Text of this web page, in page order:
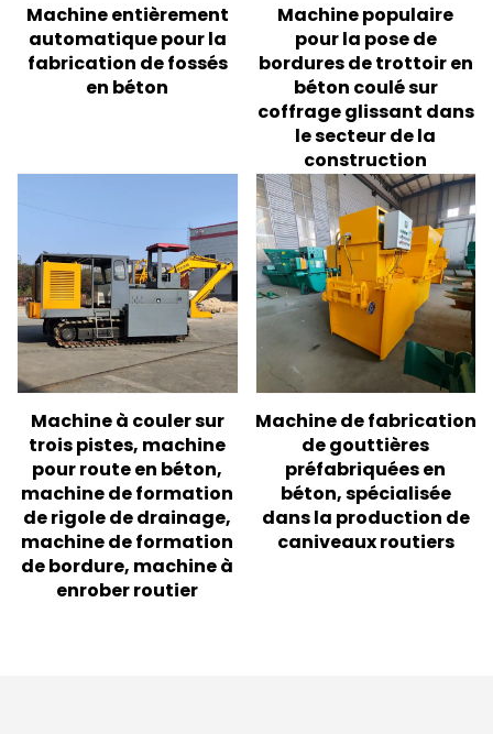
Machine entièrement
automatique pour la
fabrication de fossés
en béton
Machine populaire
pour la pose de
bordures de trottoir en
béton coulé sur
coffrage glissant dans
le secteur de la
construction
Machine à couler sur
trois pistes, machine
pour route en béton,
machine de formation
de rigole de drainage,
machine de formation
de bordure, machine à
enrober routier
Machine de fabrication
de gouttières
préfabriquées en
béton, spécialisée
dans la production de
caniveaux routiers